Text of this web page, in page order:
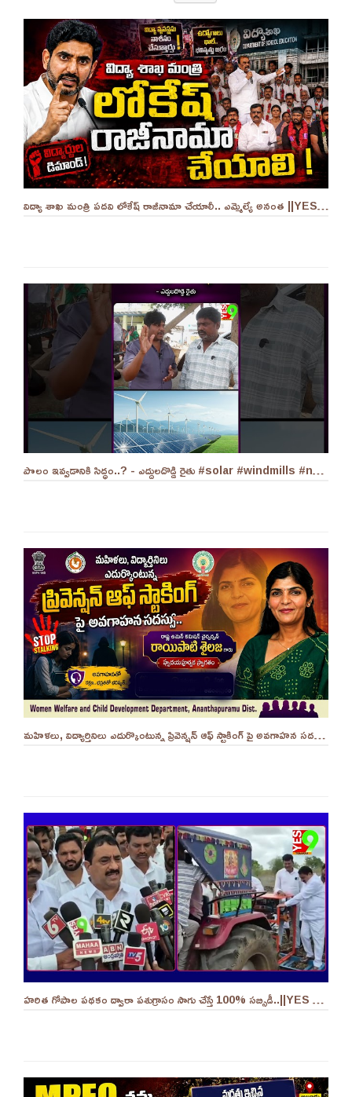
విద్యా శాఖ మంత్రి పదవి లోకేష్ రాజీనామా చేయాలీ.. ఎమ్మెల్యే అనంత ||YES 9TV
పొలం ఇవ్వడానికి సిద్ధం..? - ఎద్దులదొడ్డి రైతు #solar #windmills #naralokesh #solarenergy
మహిళలు, విద్యార్తినిలు ఎదుర్కొంటున్న ప్రివెన్షన్ ఆఫ్ స్టాకింగ్ పై అవగాహన సదస్సు.. - ||YES 9TV
హరిత గోపాల పథకం ద్వారా పశుగ్రాసం సాగు చేస్తే 100% సబ్సిడీ..||YES 9TV